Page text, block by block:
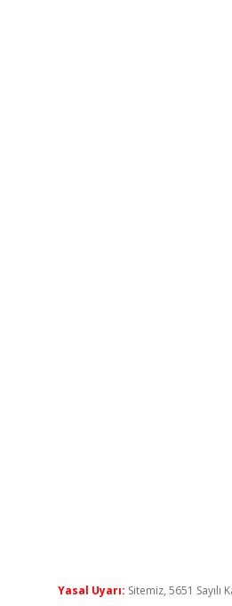
Yasal Uyarı: Sitemiz, 5651